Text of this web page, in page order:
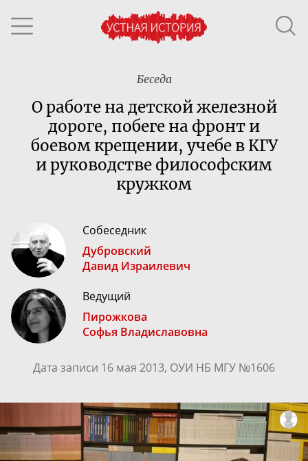
Беседа
О работе на детской железной
дороге, побеге на фронт и
боевом крещении, учебе в КГУ
и руководстве философским
кружком
Собеседник
Дубровский
Давид Израилевич
Ведущий
Пирожкова
Софья Владиславовна
Дата записи 16 мая 2013, ОУИ НБ МГУ №1606